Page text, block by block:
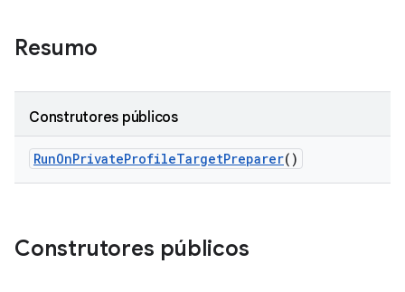
Resumo
Construtores públicos
RunOnPrivateProfileTargetPreparer()
Construtores públicos